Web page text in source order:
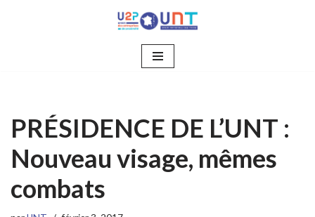
PRÉSIDENCE DE L’UNT :
Nouveau visage, mêmes
combats